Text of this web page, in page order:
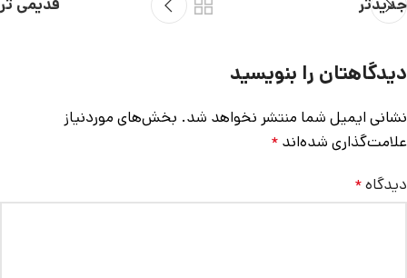
جدیدتر قدیمی تر
دیدگاهتان را بنویسید
نشانی ایمیل شما منتشر نخواهد شد. بخش‌های موردنیاز
علامت‌گذاری شده‌اند *
دیدگاه*